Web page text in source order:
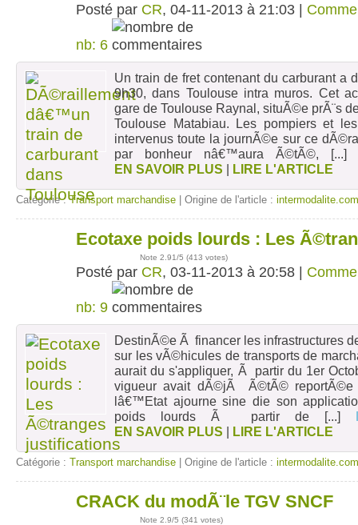
Posté par CR, 04-11-2013 à 21:03 |
nb: 6
Un train de fret contenant du carburant a
9h30, dans Toulouse intra muros. Cet
gare de Toulouse Raynal, situÃ©e prÃ¨s
Toulouse Matabiau. Les pompiers et
intervenus toute la journÃ©e sur ce
par bonheur nâ€™aura Ã©tÃ©, [...]
EN SAVOIR PLUS | LIRE L'ARTICLE
Catégorie :Transport marchandise | Origine de l'article : intermodalite.com
Ecotaxe poids lourds : Les
Note 2.91/5 (413 votes)
Posté par CR, 03-11-2013 à 20:58 |
nb: 9
DestinÃ©e Ã financer les infrastructures
sur les vÃ©hicules de transports de
aurait du s'appliquer, Ã partir du 1er
vigueur avait dÃ©jÃ Ã©tÃ© reportÃ©e
lâ€™Etat ajourne sine die son
poids lourds Ã partir de[...]
EN SAVOIR PLUS | LIRE L'ARTICLE
Catégorie : Transport marchandise | Origine de l'article : intermodalite.com
CRACK du modÃ¨le TGV SNCF
Note 2.9/5 (341 votes)